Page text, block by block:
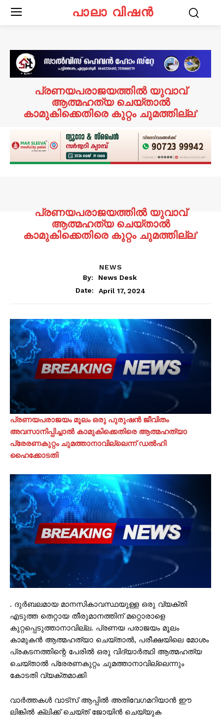
പാലാ വിഷൻ
പ്രണയപരാജയത്തിൽ യുവാവ്
ആത്മഹത്യ ചെയ്താൽ
കാമുകിക്കെതിരെ കുറ്റം ചുമത്തില്ല’
പ്രണയപരാജയത്തിൽ യുവാവ്
ആത്മഹത്യ ചെയ്താൽ
കാമുകിക്കെതിരെ കുറ്റം ചുമത്തില്ല’
NEWS
By:
News Desk
Date:
April 17, 2024
പ്രണയപരാജയം മൂലം ഒരു പുരുഷൻ ജീവിതം
അവസാനിപ്പിച്ചാൽ കാമുകിക്കെതിരെ ആത്മഹത്യാ
പ്രേരണകുറ്റം ചുമത്താനാവില്ലെന്ന് ഡൽഹി
ഹൈക്കോടതി
. ദുർബലമായ മാനസികാവസ്ഥയുള്ള ഒരു വ്യക്തി
എടുത്ത തെറ്റായ തീരുമാനത്തിന് മറ്റൊരാളെ
കുറ്റപ്പെടുത്താനാവില്ല. പ്രണയ പരാജയം മൂലം
കാമുകൻ ആത്മഹത്യാ ചെയ്താൽ, പരീക്ഷയിലെ മോശം
പ്രകടനത്തിന്റെ പേരിൽ ഒരു വിദ്യാർത്ഥി ആത്മഹത്യ
ചെയ്‌താൽ പ്രേരണകുറ്റം ചുമത്താനാവില്ലെന്നും
കോടതി വ്യക്തമാക്കി
വാർത്തകൾ വാട്സ് ആപ്പിൽ അതിവേഗമറിയാൻ ഈ
ലിങ്കിൽ ക്ലിക്ക് ചെയ്ത് ജോയിൻ ചെയ്യുക